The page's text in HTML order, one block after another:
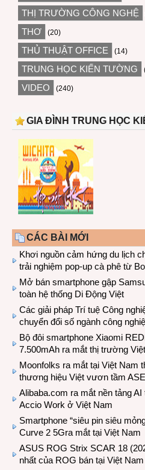
THỊ TRƯỜNG CÔNG NGHỆ
THƠ (20)
THỦ THUẬT OFFICE (14)
TRUNG HỌC KIẾN TƯỜNG
VIDEO (240)
GIA ĐÌNH TRUNG HỌC
CÁC BÀI MỚI
Khơi nguồn cảm hứng du lịch
trải nghiệm pop-up cà phê từ
Mở bán smartphone gập
toàn hệ thống Di Động Việt
Các giải pháp Trí tuệ Công
chuyển đổi số ngành công
Bộ đôi smartphone Xiaomi
7.500mAh ra mắt thị trường
Moonfolks ra mắt tại Việt Nam
thương hiệu Việt vươn tầm
Alibaba.com ra mắt nền tảng
Accio Work ở Việt Nam
Smartphone “siêu pin siêu
Curve 2 5Gra mắt tại Việt Nam
ASUS ROG Strix SCAR 18
nhất của ROG bán tại Việt